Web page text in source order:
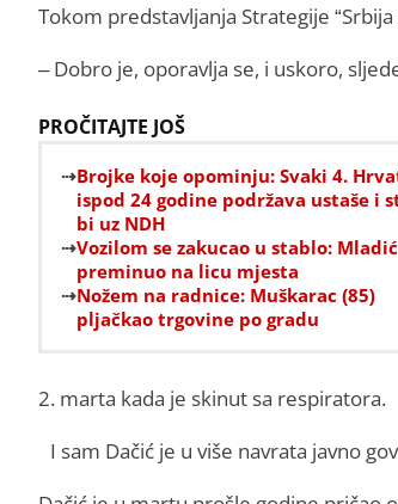
Tokom predstavljanja Strategije
– Dobro je, oporavlja se, i uskoro,
PROČITAJTE JOŠ
Brojke koje opominju: Svaki 4.
ispod 24 godine podržava ustaše i
bi uz NDH
Vozilom se zakucao u stablo: Mladić
preminuo na licu mjesta
Nožem na radnice: Muškarac (85)
pljačkao trgovine po gradu
2. marta kada je skinut sa respiratora.
I sam Dačić je u više navrata javno